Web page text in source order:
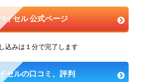
イセル 公式ページ
込みは１分で完了します
セルの口コミ、評判